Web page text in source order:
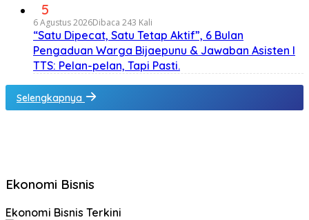
5
6 Agustus 2026Dibaca 243 Kali
“Satu Dipecat, Satu Tetap Aktif”, 6 Bulan
Pengaduan Warga Bijaepunu & Jawaban Asisten I
TTS: Pelan-pelan, Tapi Pasti.
Selengkapnya
Ekonomi Bisnis
Ekonomi Bisnis Terkini